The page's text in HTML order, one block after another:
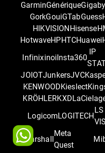
GarminGénérique
GorkGouiGTabGuess
HIKVISION Hisense
HotwaveHPHTCHuawei
Infinixinoi Insta360
IP
JOIOTJunkersJVC
KENWOODKieslect
KRÖHLERKXDLaCie
LogicomLOGITECH
LS
Marshall
Meta
Quest